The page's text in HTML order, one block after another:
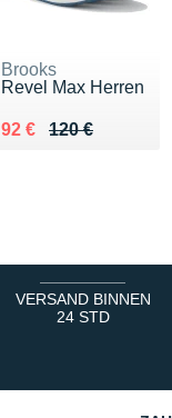
Brooks
Revel Max Herren
120 €
Au lieu de 120 €
92 €
Vendu 92 €
VERSAND BINNEN
24 STD